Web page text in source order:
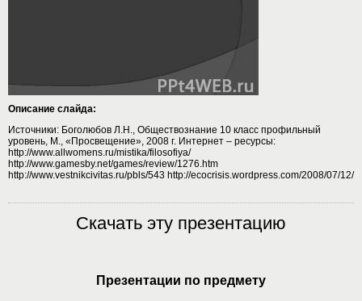
Описание слайда:
Источники: Боголюбов Л.Н., Обществознание 10 класс профильный
уровень, М., «Просвещение», 2008 г. Интернет – ресурсы:
http://www.allwomens.ru/mistika/filosofiya/
http://www.gamesby.net/games/review/1276.htm
http://www.vestnikcivitas.ru/pbls/543 http://ecocrisis.wordpress.com/2008/07/12/
Скачать эту презентацию
Презентации по предмету